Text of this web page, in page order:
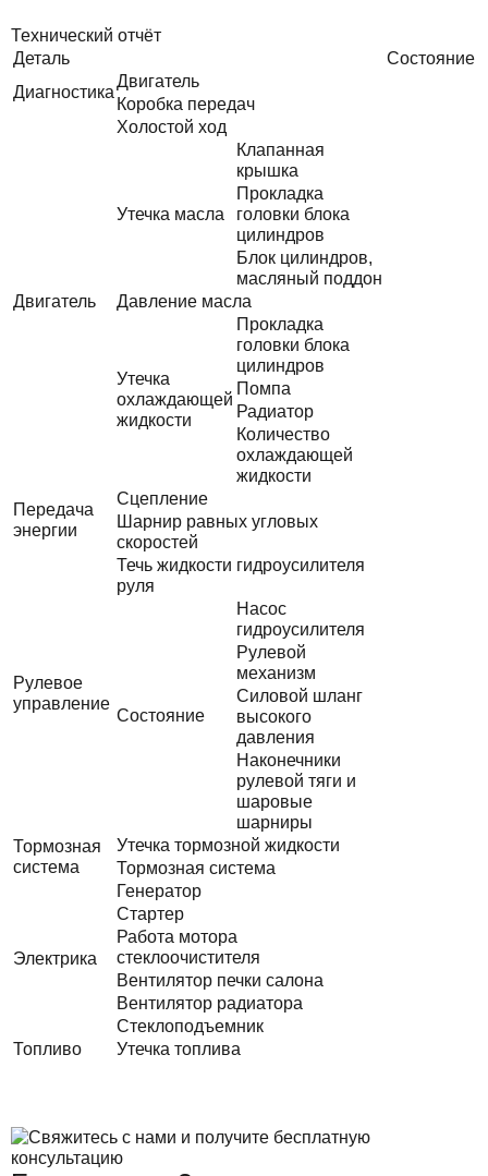
Технический отчёт
Деталь
Состояние
Диагностика
Двигатель
Коробка передач
Двигатель
Холостой ход
Утечка масла
Клапанная
крышка
Прокладка
головки блока
цилиндров
Блок цилиндров,
масляный поддон
Давление масла
Утечка
охлаждающей
жидкости
Прокладка
головки блока
цилиндров
Помпа
Радиатор
Количество
охлаждающей
жидкости
Передача
энергии
Сцепление
Шарнир равных угловых
скоростей
Рулевое
управление
Течь жидкости гидроусилителя
руля
Состояние
Насос
гидроусилителя
Рулевой
механизм
Силовой шланг
высокого
давления
Наконечники
рулевой тяги и
шаровые
шарниры
Тормозная
система
Утечка тормозной жидкости
Тормозная система
Электрика
Генератор
Стартер
Работа мотора
стеклоочистителя
Вентилятор печки салона
Вентилятор радиатора
Стеклоподъемник
Топливо
Утечка топлива